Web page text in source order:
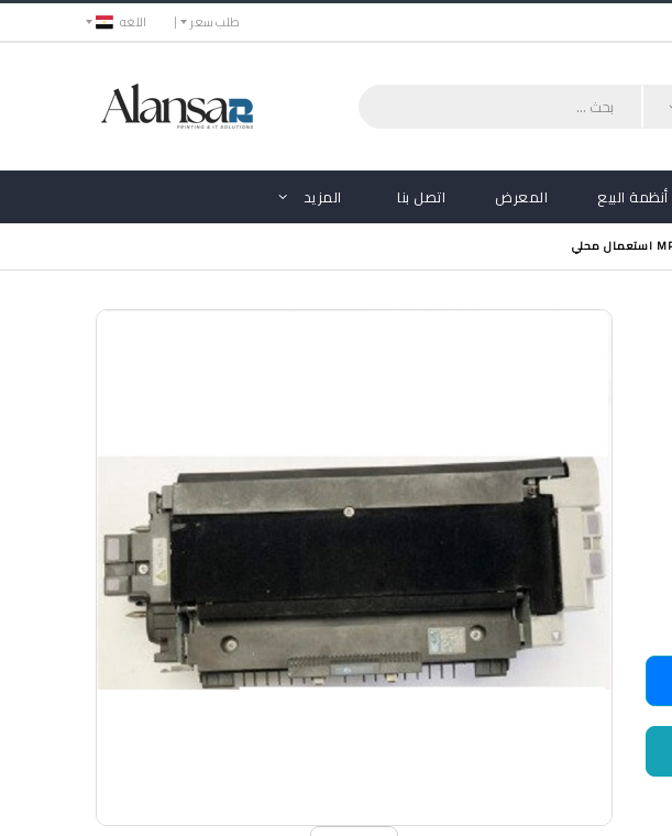
اللغه طلب سعر
أنظمة البيع المعرض اتصل بنا المزيد